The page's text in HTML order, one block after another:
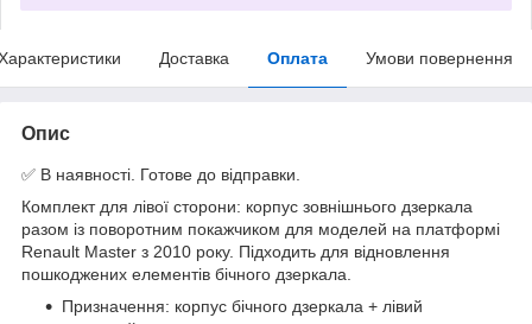
Доставка Оплата Умови повернення
Опис
✅ В наявності. Готове до відправки.
Комплект для лівої сторони: корпус зовнішнього дзеркала
разом із поворотним покажчиком для моделей на платформі
Renault Master з 2010 року. Підходить для відновлення
пошкоджених елементів бічного дзеркала.
Призначення: корпус бічного дзеркала + лівий